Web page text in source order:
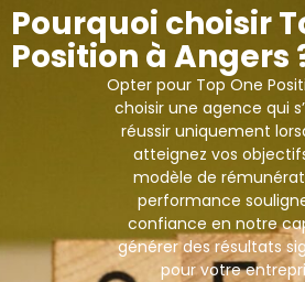
Pourquoi choisir
Position à Angers
Opter pour Top One
choisir une agence qui
réussir uniquement
atteignez vos
modèle de
performance
confiance en notre
générer des résultats
pour votre